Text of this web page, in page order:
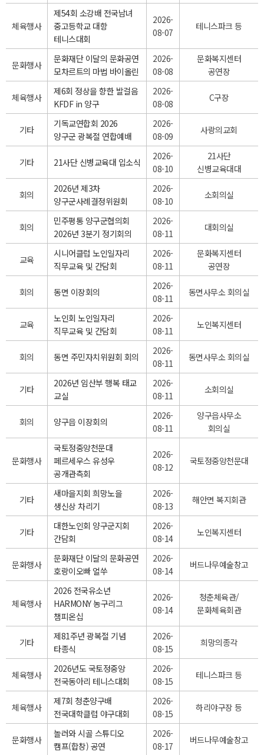
체육행사
제54회 소강배 전국남녀
중고등학교 대항
테니스대회
2026-
08-07
테니스파크 등
문화행사
문화재단 이달의 문화공연
모차르트의 마법 바이올린
2026-
08-08
문화복지센터
공연장
체육행사
제6회 정상을 향한 발걸음
KFDF in 양구
2026-
08-08
C구장
기타
기독교연합회 2026
양구군 광복절 연합예배
2026-
08-09
사랑의교회
기타 21사단 신병교육대 입소식
2026-
08-10
21사단
신병교육대대
회의
2026년 제3차
양구군사례결정위원회
2026-
08-10
소회의실
회의
민주평통 양구군협의회
2026년 3분기 정기회의
2026-
08-11
대회의실
교육
시니어클럽 노인일자리
직무교육 및 간담회
2026-
08-11
문화복지센터
공연장
회의 동면 이장회의
2026-
08-11
동면사무소 회의실
교육
노인회 노인일자리
직무교육 및 간담회
2026-
08-11
노인복지센터
회의 동면 주민자치위원회 회의
2026-
08-11
동면사무소 회의실
기타
2026년 임산부 행복 태교
교실
2026-
08-11
소회의실
회의 양구읍 이장회의
2026-
08-11
양구읍사무소
회의실
문화행사
국토정중앙천문대
페르세우스 유성우
공개관측회
2026-
08-12
국토정중앙천문대
기타
새마을지회 희망노을
생신상 차리기
2026-
08-13
해안면 복지회관
기타
대한노인회 양구군지회
간담회
2026-
08-14
노인복지센터
문화행사
문화재단 이달의 문화공연
호랑이오빠 얼쑤
2026-
08-14
버드나무예술창고
체육행사
2026 전국유소년
HARMONY 농구리그
챔피온십
2026-
08-14
청춘체육관/
문화체육회관
기타
제81주년 광복절 기념
타종식
2026-
08-15
희망의종각
체육행사
2026년도 국토정중앙
전국동아리 테니스대회
2026-
08-15
테니스파크 등
체육행사
제7회 청춘양구배
전국대학클럽 야구대회
2026-
08-15
하리야구장 등
문화행사
놀러와 시골 스튜디오
캠프(합창) 공연
2026-
08-17
버드나무예술창고